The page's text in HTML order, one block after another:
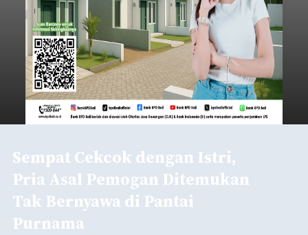
Sempat Cekcok dengan Istri,
Pria Asal Pemogan Ditemukan
Tak Bernyawa di Pantai
Purnama